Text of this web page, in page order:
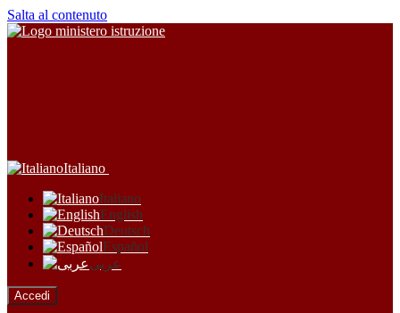
Salta al contenuto
Italiano
Italiano
English
Deutsch
Español
عربى
Accedi